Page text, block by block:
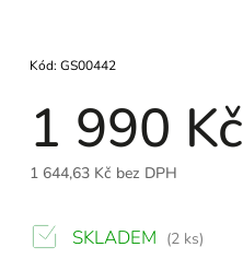
1 990 Kč
1 644,63 Kč bez DPH
Kód: GS00442
SKLADEM (2 ks)